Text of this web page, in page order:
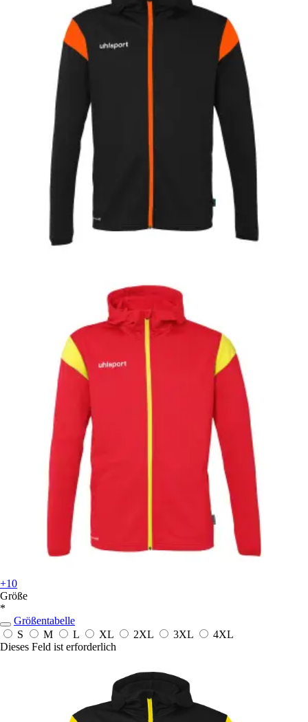
+10
Größe
*
Größentabelle
S
M L XL 2XL 3XL
4XL
Dieses Feld ist erforderlich